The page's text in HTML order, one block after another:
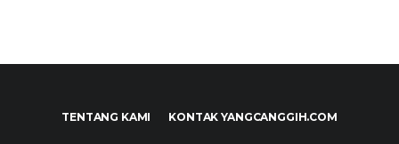
TENTANG KAMI KONTAK YANGCANGGIH.COM